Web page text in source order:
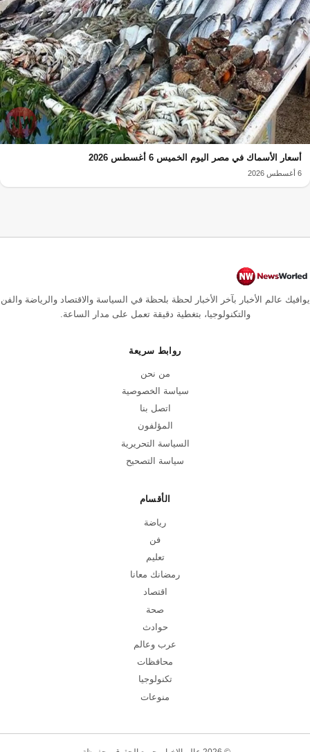
أسعار الأسماك في مصر اليوم الخميس 6 أغسطس 2026
6 أغسطس 2026
يوافيك عالم الأخبار بآخر الأخبار لحظة بلحظة في السياسة والاقتصاد والرياضة والفن
والتكنولوجيا، بتغطية دقيقة تعمل على مدار الساعة.
روابط سريعة
من نحن
سياسة الخصوصية
اتصل بنا
المؤلفون
السياسة التحريرية
سياسة التصحيح
الأقسام
رياضة
فن
تعليم
رمضانك معانا
اقتصاد
صحة
حوادث
عرب وعالم
محافظات
تكنولوجيا
منوعات